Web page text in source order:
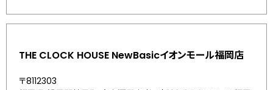
THE CLOCK HOUSE NewBasicイオンモール福岡店
〒8112303